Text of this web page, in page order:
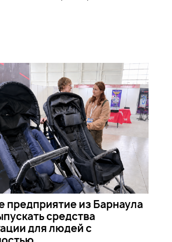
предприятие из Барнаула
средства
для людей с